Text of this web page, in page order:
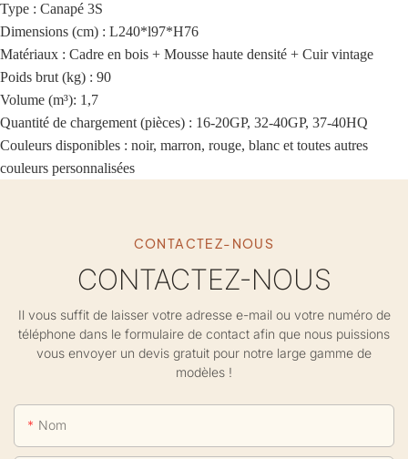
Type : Canapé 3S
Dimensions (cm) : L240*l97*H76
Matériaux : Cadre en bois + Mousse haute densité + Cuir vintage
Poids brut (kg) : 90
Volume (m³): 1,7
Quantité de chargement (pièces) : 16-20GP, 32-40GP, 37-40HQ
Couleurs disponibles : noir, marron, rouge, blanc et toutes autres
couleurs personnalisées
CONTACTEZ-NOUS
CONTACTEZ-NOUS
Il vous suffit de laisser votre adresse e-mail ou votre numéro de
téléphone dans le formulaire de contact afin que nous puissions
vous envoyer un devis gratuit pour notre large gamme de
modèles !
Nom